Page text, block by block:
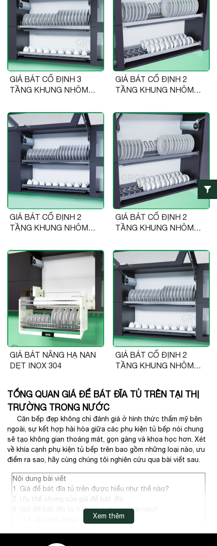
GIÁ BÁT CỐ ĐỊNH 3
TẦNG KHUNG NHÔM
GIÁ BÁT CỐ ĐỊNH 2
TẦNG KHUNG NHÔM
GIÁ BÁT CỐ ĐỊNH 2
TẦNG KHUNG NHÔM
GIÁ BÁT CỐ ĐỊNH 2
TẦNG KHUNG NHÔM
GIÁ BÁT NÂNG HẠ NAN
DẸT INOX 304
GIÁ BÁT CỐ ĐỊNH 2
TẦNG KHUNG NHÔM
TỔNG QUAN GIÁ ĐỂ BÁT ĐĨA TỦ TRÊN TẠI THỊ
TRƯỜNG TRONG NƯỚC
Căn bếp đẹp không chỉ đánh giá ở hình thức thẩm mỹ bên
ngoài, sự kết hợp hài hòa giữa các phụ kiện tủ bếp nói chung
sẽ tạo không gian thoáng mát, gọn gàng và khoa học hơn. Xét
về khía cạnh phụ kiện tủ bếp trên bao gồm những loại nào, ưu
điểm ra sao, hãy cùng chúng tôi nghiên cứu qua bài viết sau.
Nội dung bài viết
1. Giá để bát đĩa tủ trên được hiểu như thế nào?
2. Ưu thế chung của giá để bát đĩa.
3. Giá để bát đĩa tủ trên gồm những loại nào?
Xem thêm